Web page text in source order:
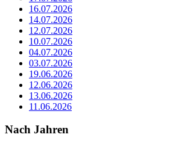
16.07.2026
14.07.2026
12.07.2026
10.07.2026
04.07.2026
03.07.2026
19.06.2026
12.06.2026
13.06.2026
11.06.2026
Nach Jahren